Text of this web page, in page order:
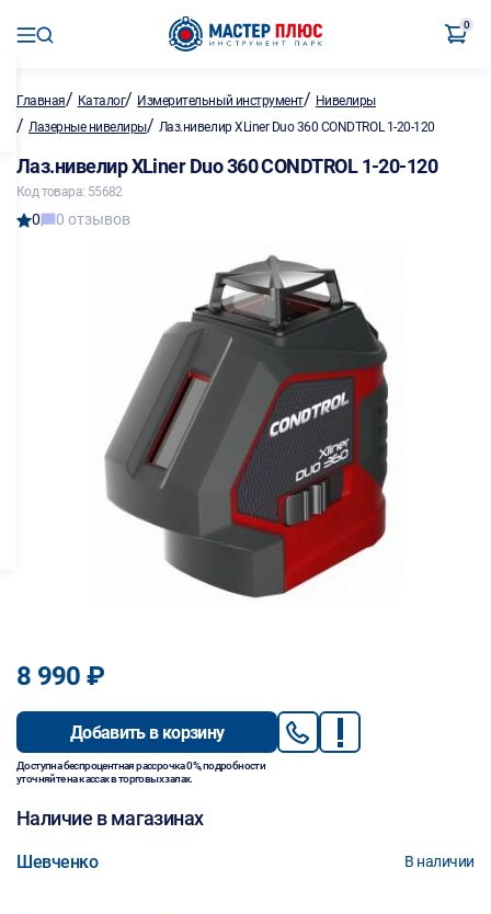
0
Главная/ Каталог/ Измерительный инструмент/ Нивелиры
/ Лазерные нивелиры/ Лаз.нивелир XLiner Duo 360 CONDTROL 1-20-120
Лаз.нивелир XLiner Duo 360 CONDTROL 1-20-120
Код товара: 55682
0 0 отзывов
8 990 ₽
Добавить в корзину
Доступна беспроцентная рассрочка 0%, подробности
уточняйте на кассах в торговых залах.
Наличие в магазинах
Шевченко В наличии